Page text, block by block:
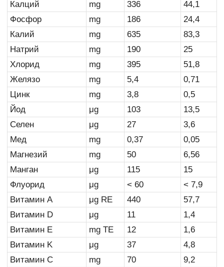
Калций
mg 336
44,1
Фосфор
mg 186
24,4
Калий
mg 635
83,3
Натрий
mg 190
25
Хлорид
mg 395
51,8
Желязо
mg 5,4
0,71
Цинк
mg 3,8
0,5
Йод
μg 103
13,5
Селен
μg 27
3,6
Мед
mg 0,37
0,05
Магнезий
mg 50
6,56
Манган
μg 115
15
Флуорид
μg < 60
< 7,9
Витамин A
μg RE 440
57,7
Витамин D
μg 11
1,4
Витамин E
mg TE 12
1,6
Витамин K
μg 37
4,8
Витамин C
mg 70
9,2